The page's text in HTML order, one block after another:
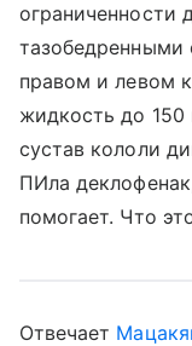
ограниченности
тазобедренными
правом и левом
жидкость до 150
сустав кололи
ПИла
помогает. Что
Отвечает